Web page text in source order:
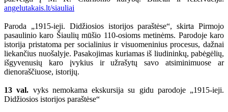
angelutakais.lt/siauliai
Paroda „1915-ieji. Didžiosios istorijos paraštėse“, skirta Pirmojo
pasaulinio karo Šiaulių mūšio 110-osioms metinėms. Parodoje karo
istorija pristatoma per socialinius ir visuomeninius procesus, dažnai
liekančius nuošalyje. Pasakojimas kuriamas iš liudininkų, pabėgėlių,
išgyvenusių karo įvykius ir užrašytų savo atsiminimuose ar
dienoraščiuose, istorijų.
13 val. vyks nemokama ekskursija su gidu parodoje „1915-ieji.
Didžiosios istorijos paraštėse“